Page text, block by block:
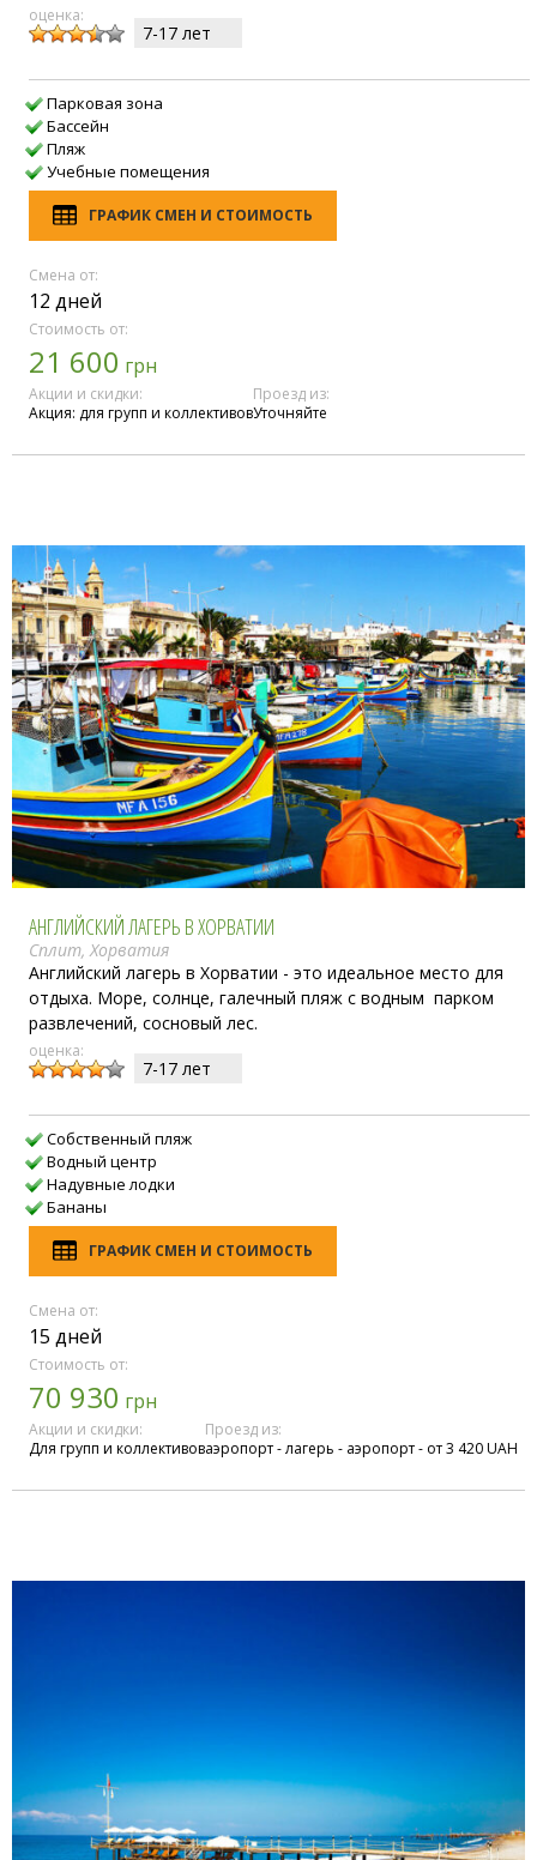
оценка:
7-17 лет
Парковая зона
Бассейн
Пляж
Учебные помещения
ГРАФИК СМЕН И СТОИМОСТЬ
Смена от:
12 дней
Стоимость от:
21 600 грн
Акции и скидки:
Акция: для групп и коллективов
Проезд из:
Уточняйте
АНГЛИЙСКИЙ ЛАГЕРЬ В ХОРВАТИИ
Сплит, Хорватия
Английский лагерь в Хорватии - это идеальное место для
отдыха. Море, солнце, галечный пляж с водным парком
развлечений, сосновый лес.
оценка:
7-17 лет
Собственный пляж
Водный центр
Надувные лодки
Бананы
ГРАФИК СМЕН И СТОИМОСТЬ
Смена от:
15 дней
Стоимость от:
70 930 грн
Акции и скидки:
Для групп и коллективов
Проезд из:
аэропорт - лагерь - аэропорт - от 3 420 UAH